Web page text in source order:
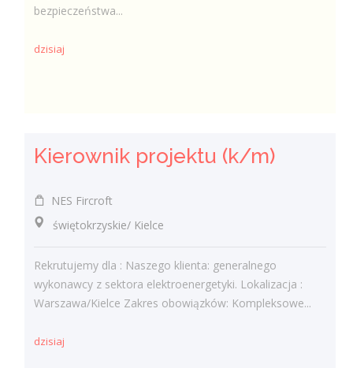
bezpieczeństwa...
dzisiaj
Kierownik projektu (k/m)
NES Fircroft
świętokrzyskie/ Kielce
Rekrutujemy dla : Naszego klienta: generalnego
wykonawcy z sektora elektroenergetyki. Lokalizacja :
Warszawa/Kielce Zakres obowiązków: Kompleksowe...
dzisiaj